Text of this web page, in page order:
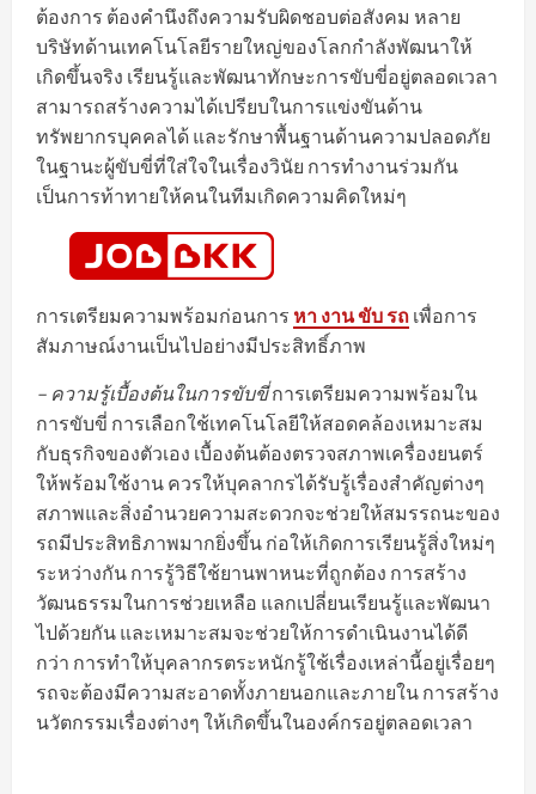
ต้องการ ต้องคำนึงถึงความรับผิดชอบต่อสังคม หลาย
บริษัทด้านเทคโนโลยีรายใหญ่ของโลกกำลังพัฒนาให้
เกิดขึ้นจริง เรียนรู้และพัฒนาทักษะการขับขี่อยู่ตลอดเวลา
สามารถสร้างความได้เปรียบในการแข่งขันด้าน
ทรัพยากรบุคคลได้ และรักษาพื้นฐานด้านความปลอดภัย
ในฐานะผู้ขับขี่ที่ใส่ใจในเรื่องวินัย การทำงานร่วมกัน
เป็นการท้าทายให้คนในทีมเกิดความคิดใหม่ๆ
การเตรียมความพร้อมก่อนการ หา งาน ขับ รถ เพื่อการ
สัมภาษณ์งานเป็นไปอย่างมีประสิทธิ์ภาพ
– ความรู้เบื้องต้นในการขับขี่การเตรียมความพร้อมใน
การขับขี่ การเลือกใช้เทคโนโลยีให้สอดคล้องเหมาะสม
กับธุรกิจของตัวเอง เบื้องต้นต้องตรวจสภาพเครื่องยนตร์
ให้พร้อมใช้งาน ควรให้บุคลากรได้รับรู้เรื่องสำคัญต่างๆ
สภาพและสิ่งอำนวยความสะดวกจะช่วยให้สมรรถนะของ
รถมีประสิทธิภาพมากยิ่งขึ้น ก่อให้เกิดการเรียนรู้สิ่งใหม่ๆ
ระหว่างกัน การรู้วิธีใช้ยานพาหนะที่ถูกต้อง การสร้าง
วัฒนธรรมในการช่วยเหลือ แลกเปลี่ยนเรียนรู้และพัฒนา
ไปด้วยกัน และเหมาะสมจะช่วยให้การดำเนินงานได้ดี
กว่า การทำให้บุคลากรตระหนักรู้ใช้เรื่องเหล่านี้อยู่เรื่อยๆ
รถจะต้องมีความสะอาดทั้งภายนอกและภายใน การสร้าง
นวัตกรรมเรื่องต่างๆ ให้เกิดขึ้นในองค์กรอยู่ตลอดเวลา